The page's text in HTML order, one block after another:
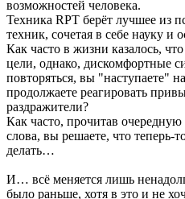
возможностей человека.
Техника RPT берёт лучшее из
техник, сочетая в себе науку и
Как часто в жизни казалось,
цели, однако, дискомфортные
повторяться, вы "наступаете"
продолжаете реагировать
раздражители?
Как часто, прочитав
слова, вы решаете, что теперь-
делать…
И… всё меняется лишь
было раньше, хотя в это и не